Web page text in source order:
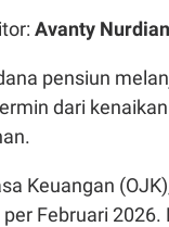
Avanty
pensiun
dari
Keuangan
Februari